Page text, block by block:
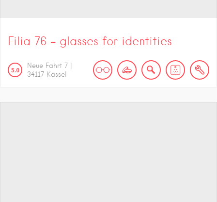
Filia 76 – glasses for identities
5.0
Neue Fahrt 7
34117 Kassel